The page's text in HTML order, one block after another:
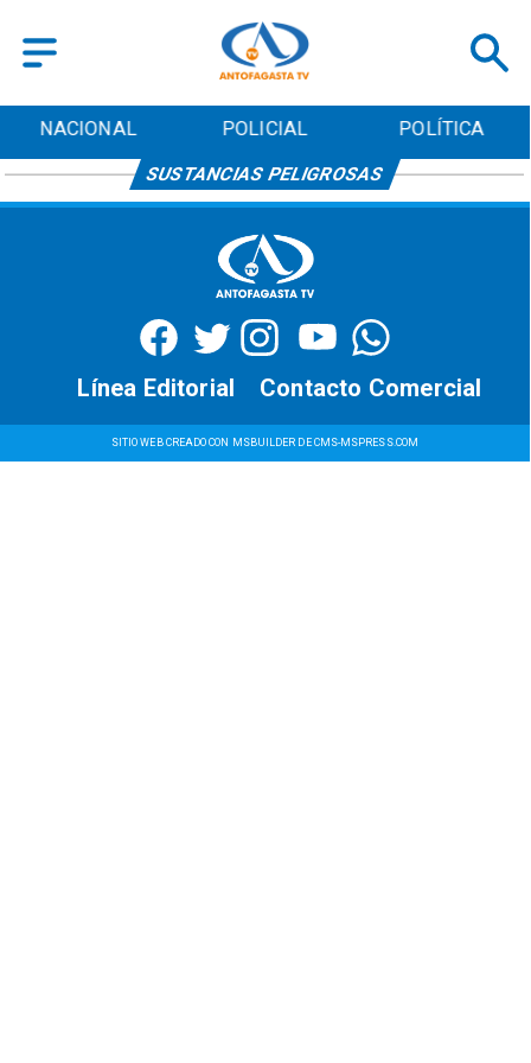
NACIONAL POLICIAL POLÍTICA
SUSTANCIAS PELIGROSAS
SITIO WEB CREADO CON MSBUILDER DE CMS-MSPRESS.COM
Contacto Comercial
Línea Editorial